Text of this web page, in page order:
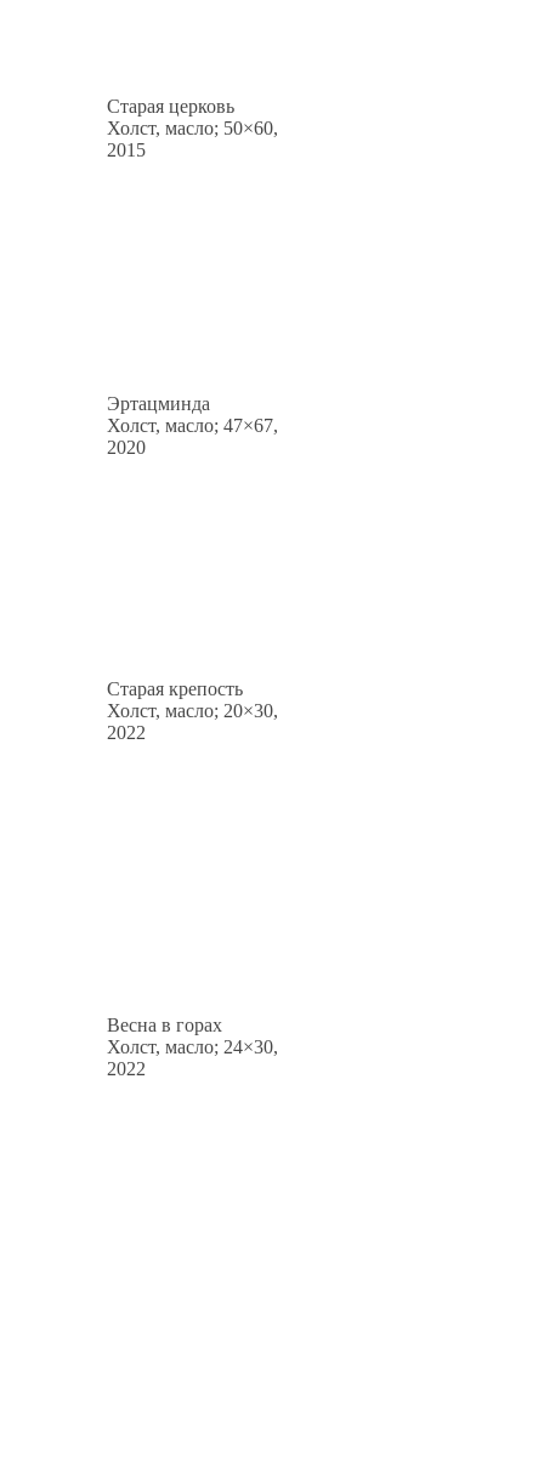
Старая церковь
Холст, масло; 50×60,
2015
Эртацминда
Холст, масло; 47×67,
2020
Старая крепость
Холст, масло; 20×30,
2022
Весна в горах
Холст, масло; 24×30,
2022